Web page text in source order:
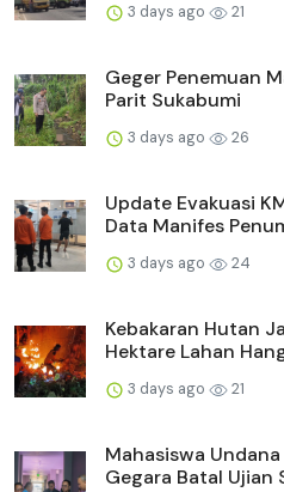
3 days ago 21
Geger Penemuan
Parit Sukabumi
3 days ago 26
Update Evakuasi
Data Manifes
3 days ago 24
Kebakaran Hutan
Hektare Lahan
3 days ago 21
Mahasiswa
Gegara Batal Ujian